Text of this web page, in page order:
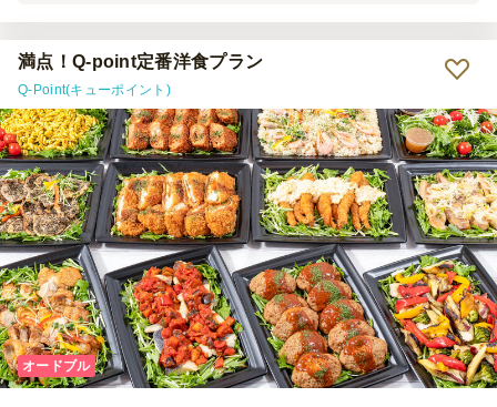
満点！Q-point定番洋食プラン
Q-Point(キューポイント)
オードブル